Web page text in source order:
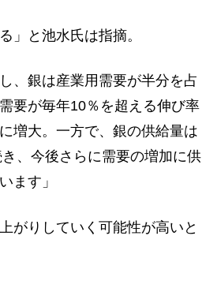
」と池水氏は指摘。
、銀は産業用需要が半分を占
要が毎年10％を超える伸び率
増大。一方で、銀の供給量は
、今後さらに需要の増加に供
ます」
がりしていく可能性が高いと